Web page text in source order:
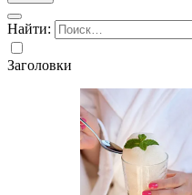
Найти:
Заголовки